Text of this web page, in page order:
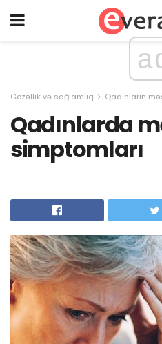
Gözəllik və sağlamlıq Qadınların
Qadınlarda
simptomları